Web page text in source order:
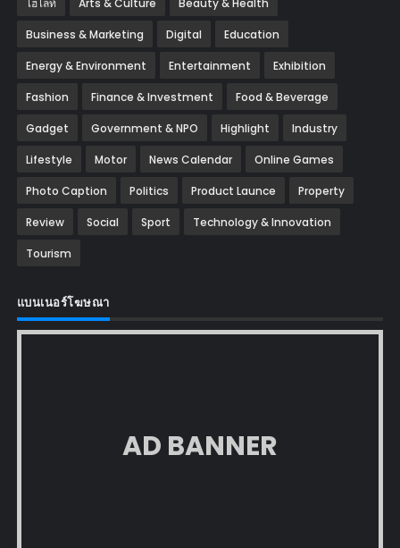
ไฮไลท์ Arts & Culture Beauty & Health
Business & Marketing Digital Education
Energy & Environment Entertainment Exhibition
Fashion Finance & Investment Food & Beverage
Gadget Government & NPO Highlight Industry
Lifestyle Motor News Calendar Online Games
Photo Caption Politics Product Launce Property
Review Social Sport Technology & Innovation
Tourism
แบนเนอร์โฆษณา
AD BANNER